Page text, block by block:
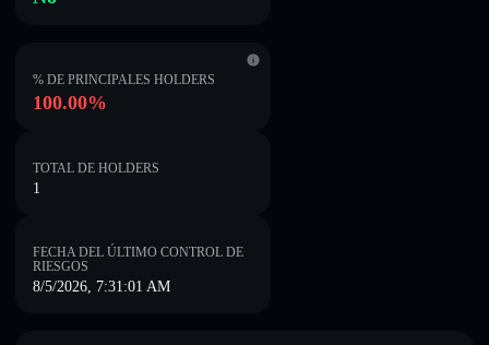
% DE PRINCIPALES HOLDERS
100.00%
TOTAL DE HOLDERS
1
FECHA DEL ÚLTIMO CONTROL DE
RIESGOS
8/5/2026, 7:31:01 AM